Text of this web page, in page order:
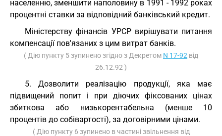
населенню, зменшити наполовину в 1991 - 1992 роках
процентні ставки за відповідний банківський кредит.
Міністерству фінансів УРСР вирішувати питання
компенсації пов'язаних з цим витрат банків.
( Дію пункту 5 зупинено згідно з Декретом N 17-92 від
26.12.92 )
5. Дозволити реалізацію продукції, яка має
підвищений попит і при діючих фіксованих цінах
збиткова або низькорентабельна (менше 10
процентів до собівартості), за договірними цінами.
( Дію пункту 6 зупинено в частині звільнення від